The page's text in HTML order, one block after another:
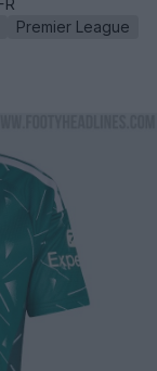
Premier League